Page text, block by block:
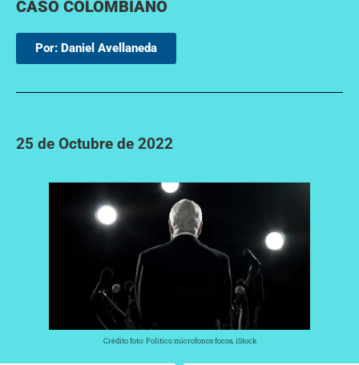
CASO COLOMBIANO
Por: Daniel Avellaneda
25 de Octubre de 2022
Crédito foto: Politico microfonos focos, iStock